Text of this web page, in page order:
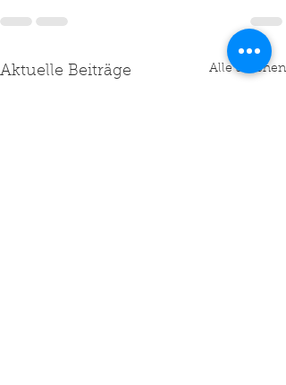
Aktuelle Beiträge Alle ansehen